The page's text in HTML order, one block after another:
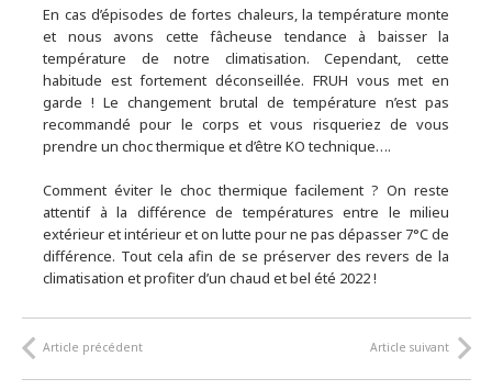
En cas d’épisodes de fortes chaleurs, la température monte
et nous avons cette fâcheuse tendance à baisser la
température de notre climatisation. Cependant, cette
habitude est fortement déconseillée. FRUH vous met en
garde ! Le changement brutal de température n’est pas
recommandé pour le corps et vous risqueriez de vous
prendre un choc thermique et d’être KO technique….
Comment éviter le choc thermique facilement ? On reste
attentif à la différence de températures entre le milieu
extérieur et intérieur et on lutte pour ne pas dépasser 7°C de
différence. Tout cela afin de se préserver des revers de la
climatisation et profiter d’un chaud et bel été 2022 !
Article précédent Article suivant